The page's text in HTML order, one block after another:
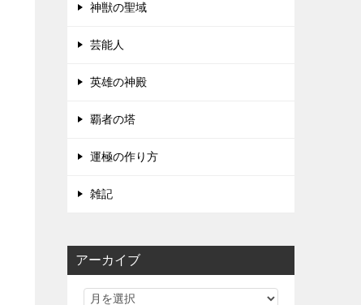
神獣の聖域
芸能人
英雄の神殿
覇者の塔
運極の作り方
雑記
アーカイブ